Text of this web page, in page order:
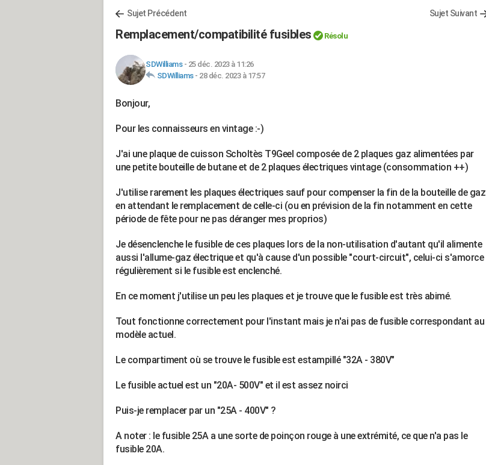
Sujet Précédent Sujet Suivant
Remplacement/compatibilité fusibles Résolu
SDWilliams- 25 déc. 2023 à 11:26
SDWilliams- 28 déc. 2023 à 17:57
Bonjour,
Pour les connaisseurs en vintage :-)
J'ai une plaque de cuisson Scholtès T9Geel composée de 2 plaques gaz alimentées par
une petite bouteille de butane et de 2 plaques électriques vintage (consommation ++)
J'utilise rarement les plaques électriques sauf pour compenser la fin de la bouteille de gaz
en attendant le remplacement de celle-ci (ou en prévision de la fin notamment en cette
période de fête pour ne pas déranger mes proprios)
Je désenclenche le fusible de ces plaques lors de la non-utilisation d'autant qu'il alimente
aussi l'allume-gaz électrique et qu'à cause d'un possible "court-circuit", celui-ci s'amorce
régulièrement si le fusible est enclenché.
En ce moment j'utilise un peu les plaques et je trouve que le fusible est très abimé.
Tout fonctionne correctement pour l'instant mais je n'ai pas de fusible correspondant au
modèle actuel.
Le compartiment où se trouve le fusible est estampillé "32A - 380V"
Le fusible actuel est un "20A- 500V" et il est assez noirci
Puis-je remplacer par un "25A - 400V" ?
A noter : le fusible 25A a une sorte de poinçon rouge à une extrémité, ce que n'a pas le
fusible 20A.